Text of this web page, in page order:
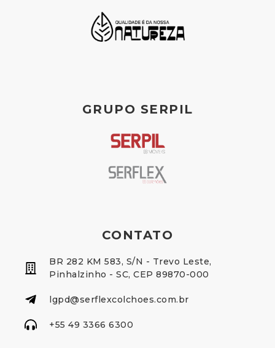
GRUPO SERPIL
CONTATO
BR 282 KM 583, S/N - Trevo Leste,
Pinhalzinho - SC, CEP 89870-000
lgpd@serflexcolchoes.com.br
+55 49 3366 6300